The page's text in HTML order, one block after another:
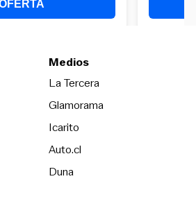
Medios
La TerceraOpens in new
Glamorama
Icarito
Auto.cl
DunaOpens in new window